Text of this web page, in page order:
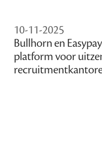
10-11-2025
Bullhorn en
platform voor